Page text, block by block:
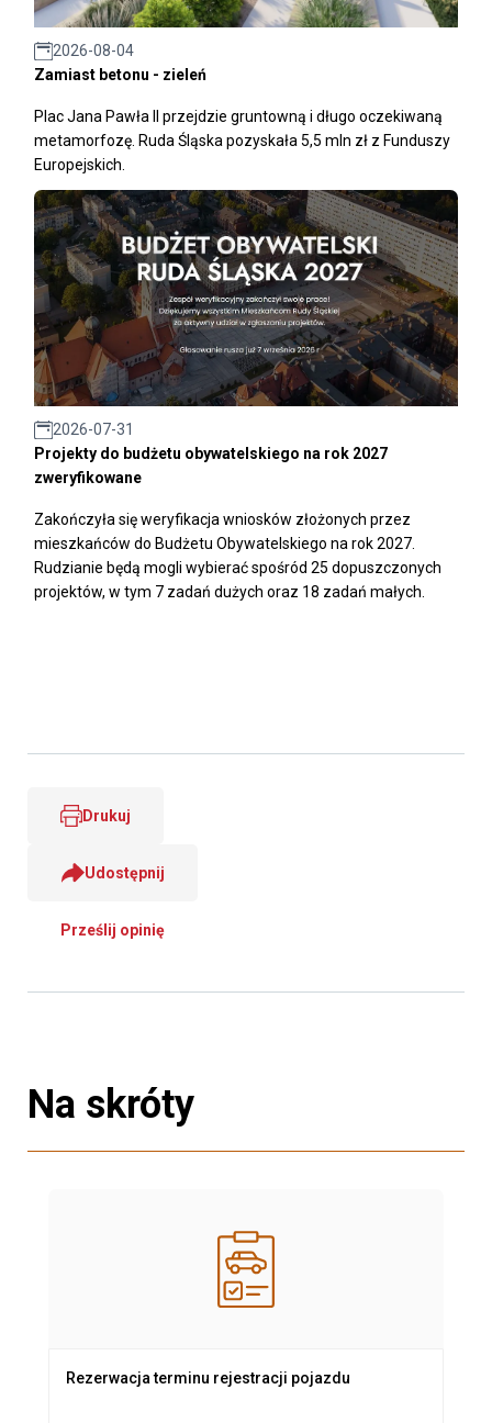
2026-08-04
Zamiast betonu - zieleń
Plac Jana Pawła II przejdzie gruntowną i długo oczekiwaną
metamorfozę. Ruda Śląska pozyskała 5,5 mln zł z Funduszy
Europejskich.
2026-07-31
Projekty do budżetu obywatelskiego na rok 2027
zweryfikowane
Zakończyła się weryfikacja wniosków złożonych przez
mieszkańców do Budżetu Obywatelskiego na rok 2027.
Rudzianie będą mogli wybierać spośród 25 dopuszczonych
projektów, w tym 7 zadań dużych oraz 18 zadań małych.
Drukuj
Udostępnij
Prześlij opinię
Na skróty
Rezerwacja terminu rejestracji pojazdu